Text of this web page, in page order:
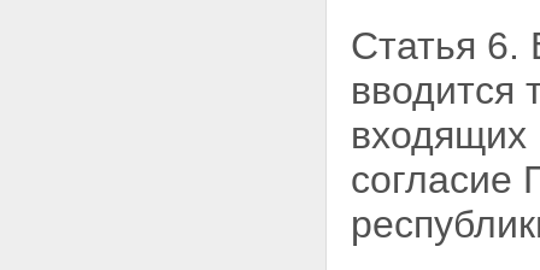
Статья 6.
вводится
входящих
согласие